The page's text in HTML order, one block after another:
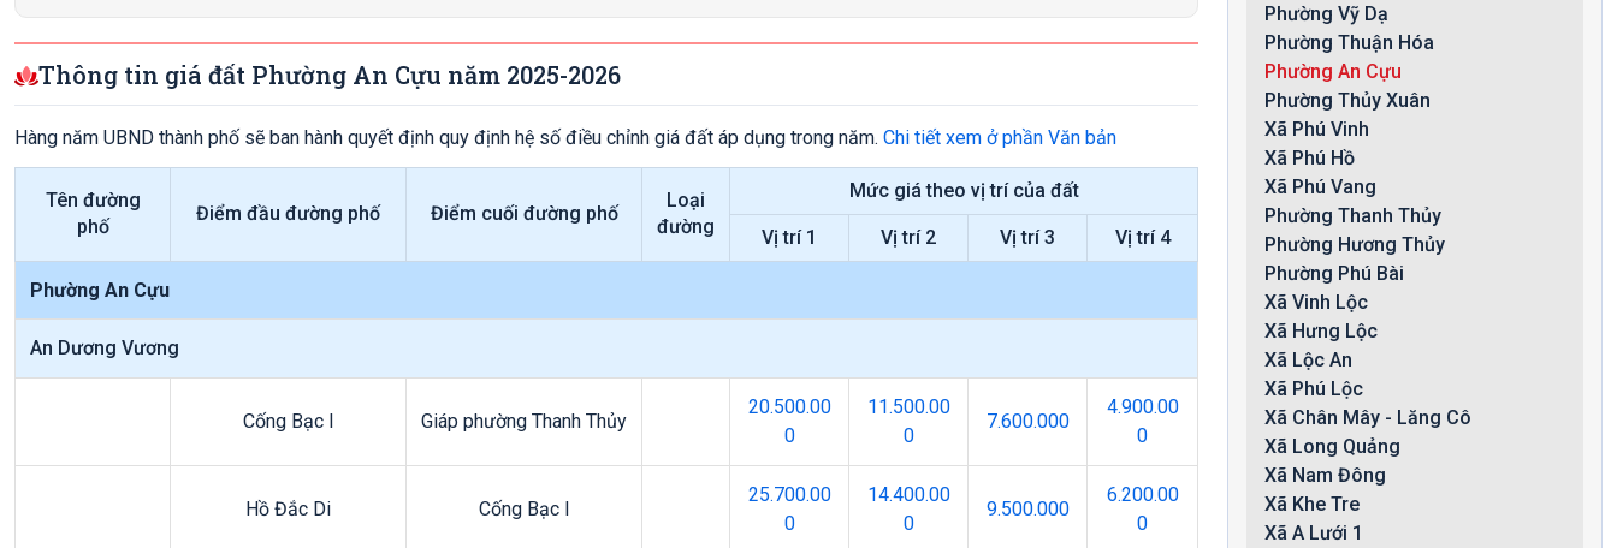
Thông tin giá đất Phường An Cựu năm 2025-2026
Hàng năm UBND thành phố sẽ ban hành quyết định quy định hệ số điều chỉnh giá đất áp dụng trong năm. Chi tiết xem ở phần Văn bản
Tên đường
phố
Điểm đầu đường phố Điểm cuối đường phố
Loại
đường
Mức giá theo vị trí của đất
Vị trí 1 Vị trí 2 Vị trí 3 Vị trí 4
Phường An Cựu
An Dương Vương
Cống Bạc I Giáp phường Thanh Thủy
20.500.00
0
11.500.00
0
7.600.000
4.900.00
0
Hồ Đắc Di Cống Bạc I
25.700.00
0
14.400.00
0
9.500.000
6.200.00
0
Phường Vỹ Dạ
Phường Thuận Hóa
Phường An Cựu
Phường Thủy Xuân
Xã Phú Vinh
Xã Phú Hồ
Xã Phú Vang
Phường Thanh Thủy
Phường Hương Thủy
Phường Phú Bài
Xã Vinh Lộc
Xã Hưng Lộc
Xã Lộc An
Xã Phú Lộc
Xã Chân Mây - Lăng Cô
Xã Long Quảng
Xã Nam Đông
Xã Khe Tre
Xã A Lưới 1